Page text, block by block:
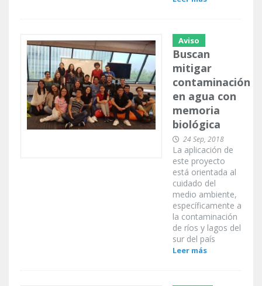
Aviso
Buscan
mitigar
contaminación
en agua con
memoria
biológica
24 Sep, 2018
La aplicación de
este proyecto
está orientada al
cuidado del
medio ambiente,
específicamente a
la contaminación
de ríos y lagos del
sur del país
Leer más